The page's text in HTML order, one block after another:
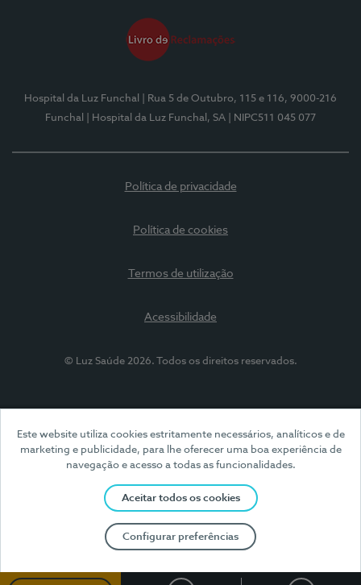
Este website utiliza cookies estritamente necessários, analíticos e de
marketing e publicidade, para lhe oferecer uma boa experiência de
navegação e acesso a todas as funcionalidades.
Aceitar todos os cookies
Configurar preferências
Hospital da Luz Funchal
| Rua 5 de Outubro, 115 e 116, 9000-216
Funchal
| Hospital da Luz Funchal, SA | NIPC511 045 077
Política de privacidade
Política de cookies
Termos de utilização
Acessibilidade
© Luz Saúde 2026. Todos os direitos reservados.